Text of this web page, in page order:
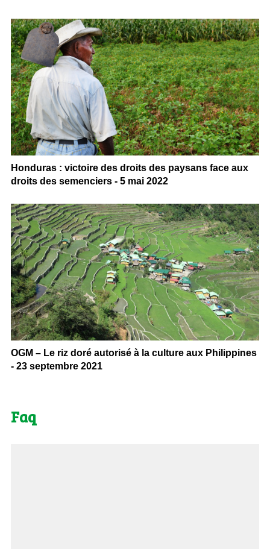
Honduras : victoire des droits des paysans face aux
droits des semenciers - 5 mai 2022
OGM – Le riz doré autorisé à la culture aux Philippines
- 23 septembre 2021
Faq